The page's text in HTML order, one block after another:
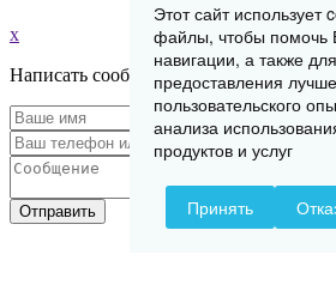
x
Написать сообщение
Отправить
Этот сайт использует
файлы, чтобы помочь
навигации, а также для
предоставления
пользовательского
анализа
продуктов и услуг
Принять